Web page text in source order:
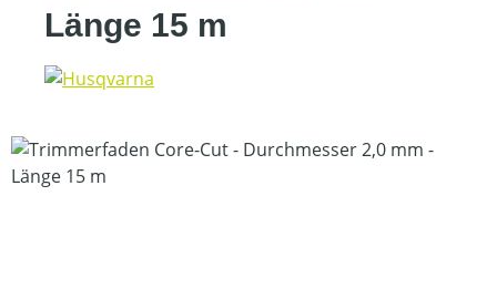
Länge 15 m
Bildergalerie überspringen